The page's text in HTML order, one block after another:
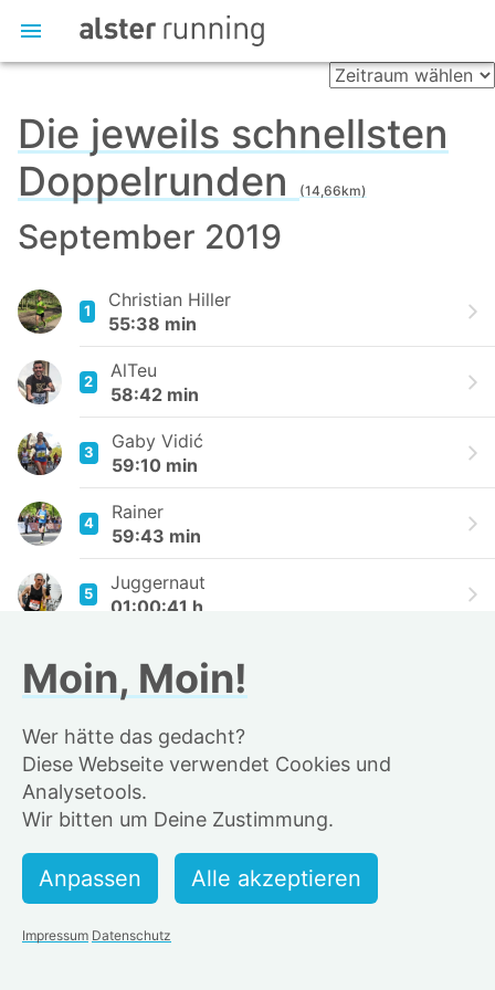
Die jeweils schnellsten
Doppelrunden
(14,66km)
September 2019
1
Christian Hiller
55:38 min
2
AlTeu
58:42 min
3
Gaby Vidić
59:10 min
4
Rainer
59:43 min
5
Juggernaut
01:00:41 h
6
01:01:01 h
7
oranje
01:01:07 h
8
MatzeFast
01:01:08 h
9
Robin Walser
01:01:44 h
10
Levi Marten Fast
Moin, Moin!
Wer hätte das gedacht?
Diese Webseite verwendet Cookies und
Analysetools.
Wir bitten um Deine Zustimmung.
Impressum Datenschutz